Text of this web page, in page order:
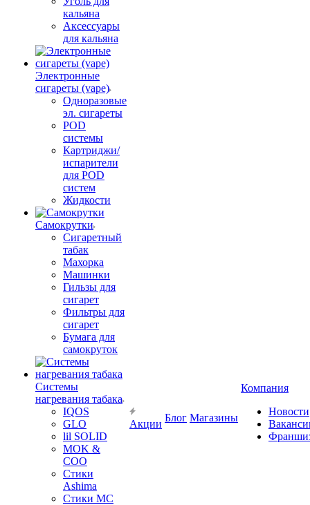
кальяна
Аксессуары
для кальяна
Электронные
сигареты (vape)
Одноразовые
эл. сигареты
POD
системы
Картриджи/
испарители
для POD
систем
Жидкости
Самокрутки
Сигаретный
табак
Махорка
Машинки
Гильзы для
сигарет
Фильтры для
сигарет
Бумага для
самокруток
Системы
нагревания табака
IQOS
GLO
lil SOLID
MOK &
COO
Стики
Ashima
Стики MC
Акции
Блог Магазины
Компания
Новости